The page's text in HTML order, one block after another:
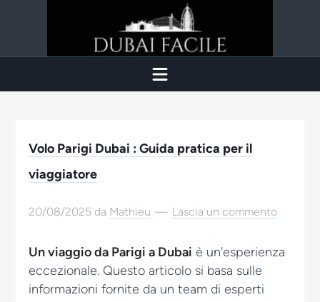
Volo Parigi Dubai : Guida pratica per il
viaggiatore
20/08/2025 da Mathieu Lascia un commento
Un viaggio da Parigi a Dubai è un'esperienza
eccezionale. Questo articolo si basa sulle
informazioni fornite da un team di esperti